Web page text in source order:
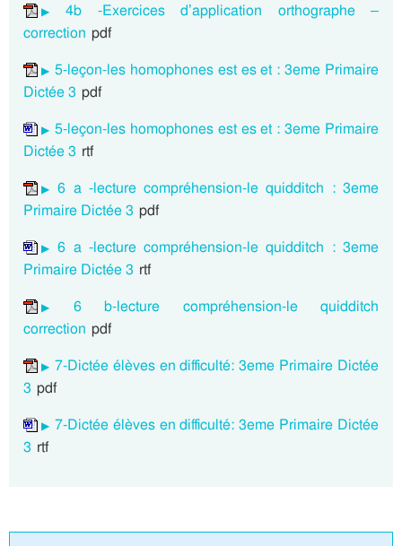
4b -Exercices d’application orthographe –
correction pdf
5-leçon-les homophones est es et : 3eme Primaire
Dictée 3 pdf
5-leçon-les homophones est es et : 3eme Primaire
Dictée 3 rtf
6 a -lecture compréhension-le quidditch : 3eme
Primaire Dictée 3 pdf
6 a -lecture compréhension-le quidditch : 3eme
Primaire Dictée 3 rtf
6 b-lecture compréhension-le quidditch
correction pdf
7-Dictée élèves en difficulté: 3eme Primaire Dictée
3 pdf
7-Dictée élèves en difficulté: 3eme Primaire Dictée
3 rtf